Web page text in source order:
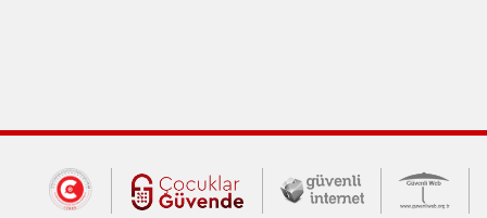
Dış Bağlantılar
Cumhurbaşkanlığı İletişim Merkezi
Çocuklar Güvende (yeni
Güvenli